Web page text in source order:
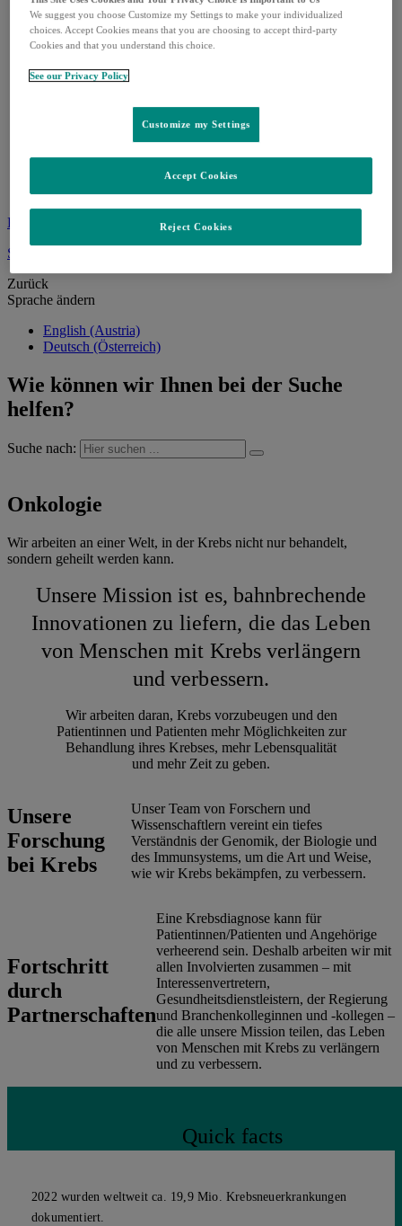
Infektionskrankheiten
Lungenhochdruck
Produktübersicht
Karriere
FAQs zur Karriere bei MSD
Bewirb dich
HPV-Förderpreis
HPV Förderpreis
Gewinner
Kontakt
Sprache ändern
Zurück
Sprache ändern
English (Austria)
Deutsch (Österreich)
Wie können wir Ihnen bei der Suche
helfen?
Suche nach:
Onkologie
Wir arbeiten an einer Welt, in der Krebs nicht nur behandelt,
sondern geheilt werden kann.
Unsere Mission ist es, bahnbrechende
Innovationen zu liefern, die das Leben
von Menschen mit Krebs verlängern
und verbessern.
Wir arbeiten daran, Krebs vorzubeugen und den
Patientinnen und Patienten mehr Möglichkeiten zur
Behandlung ihres Krebses, mehr Lebensqualität
und mehr Zeit zu geben.
Unsere
Forschung
bei Krebs
Unser Team von Forschern und
Wissenschaftlern vereint ein tiefes
Verständnis der Genomik, der Biologie und
des Immunsystems, um die Art und Weise,
wie wir Krebs bekämpfen, zu verbessern.
Fortschritt
durch
Partnerschaften
Eine Krebsdiagnose kann für
Patientinnen/Patienten und Angehörige
verheerend sein. Deshalb arbeiten wir mit
allen Involvierten zusammen – mit
Interessenvertretern,
Gesundheitsdienstleistern, der Regierung
und Branchenkolleginnen und -kollegen –
die alle unsere Mission teilen, das Leben
von Menschen mit Krebs zu verlängern
und zu verbessern.
Quick facts
2022 wurden weltweit ca. 19,9 Mio. Krebsneuerkrankungen
dokumentiert.
We suggest you choose Customize my Settings to make your individualized
choices. Accept Cookies means that you are choosing to accept third-party
Cookies and that you understand this choice.
See our Privacy Policy
Customize my Settings
Reject Cookies
Accept Cookies